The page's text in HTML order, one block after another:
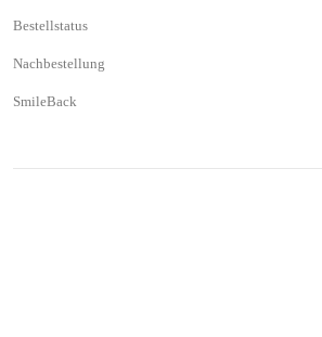
Bestellstatus
Nachbestellung
SmileBack